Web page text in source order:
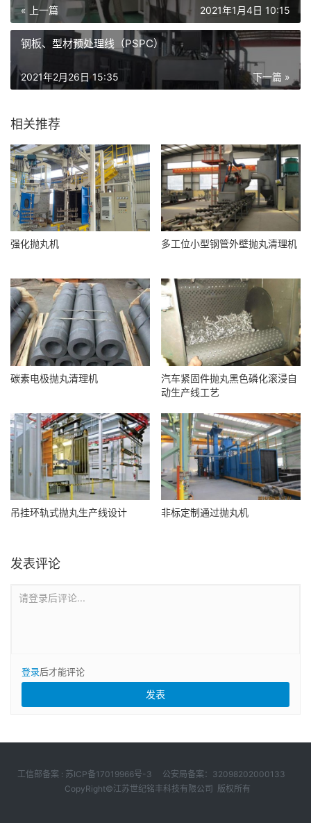
« 上一篇 2021年1月4日 10:15
钢板、型材预处理线（PSPC）
下一篇 »
2021年2月26日 15:35
相关推荐
强化抛丸机 多工位小型钢管外壁抛丸清理机
碳素电极抛丸清理机
汽车紧固件抛丸黑色磷化滚浸自
动生产线工艺
吊挂环轨式抛丸生产线设计 非标定制通过抛丸机
发表评论
请登录后评论...
登录后才能评论
工信部备案 : 苏ICP备17019966号-3 公安局备案：32098202000133
CopyRight©️江苏世纪铭丰科技有限公司 版权所有